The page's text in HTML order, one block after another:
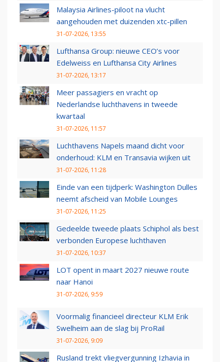
Malaysia Airlines-piloot na vlucht
aangehouden met duizenden xtc-pillen
31-07-2026, 13:55
Lufthansa Group: nieuwe CEO’s voor
Edelweiss en Lufthansa City Airlines
31-07-2026, 13:17
Meer passagiers en vracht op
Nederlandse luchthavens in tweede
kwartaal
31-07-2026, 11:57
Luchthavens Napels maand dicht voor
onderhoud: KLM en Transavia wijken uit
31-07-2026, 11:28
Einde van een tijdperk: Washington Dulles
neemt afscheid van Mobile Lounges
31-07-2026, 11:25
Gedeelde tweede plaats Schiphol als best
verbonden Europese luchthaven
31-07-2026, 10:37
LOT opent in maart 2027 nieuwe route
naar Hanoi
31-07-2026, 9:59
Voormalig financieel directeur KLM Erik
Swelheim aan de slag bij ProRail
31-07-2026, 9:09
Rusland trekt vliegvergunning Izhavia in